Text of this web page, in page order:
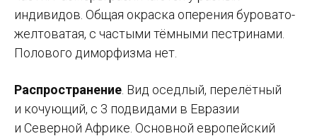
индивидов. Общая окраска оперения буровато-
желтоватая, с частыми тёмными пестринами.
Полового диморфизма нет.
Распространение . Вид оседлый, перелётный
и кочующий, с 3 подвидами в Евразии
и Северной Африке. Основной европейский